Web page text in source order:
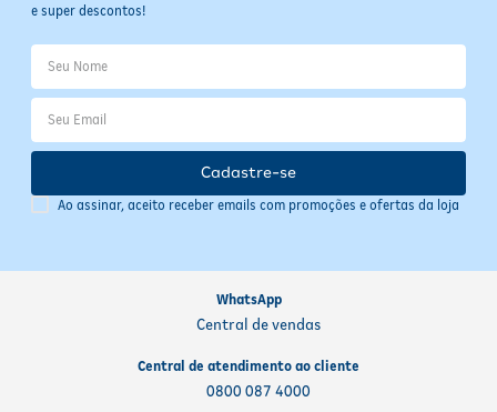
e super descontos!
Ao assinar, aceito receber emails com promoções e ofertas da loja
Cadastre-se
WhatsApp
Central de vendas
Central de atendimento ao cliente
0800 087 4000